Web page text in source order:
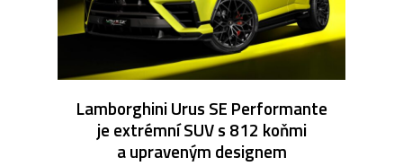
Lamborghini Urus SE Performante
je extrémní SUV s 812 koňmi
a upraveným designem